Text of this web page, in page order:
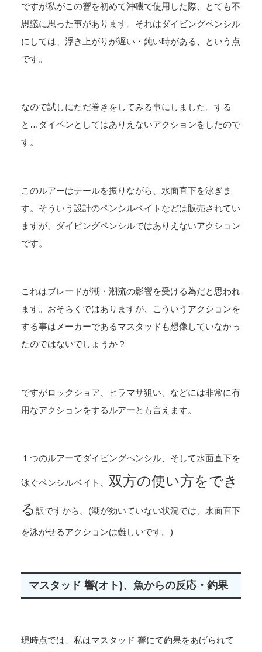
ですが私がこの響を初めて沖磯で使用した際、とても不
思議に思った事があります。それはダイビングペンシル
にしては、浮き上がりが遅い・鈍い時がある、という点
です。
なので試しにただ巻きをしてみる事にしました。する
と…ダイペンとしてはありえないアクションをしたので
す。
このルアーはテールを振りながら、水面直下を泳ぎま
す。そういう設計のペンシルベイトなどは販売されてい
ますが、ダイビングペンシルではありえないアクション
です。
これはブレードが潮・潮流の影響を受ける為だと思われ
ます。おそらくではありますが、こういうアクションを
する事はメーカーであるマスタッドも想像していなかっ
たのではないでしょうか？
ですがロックショア、ヒラマサ狙い、などには非常に有
用なアクションをするルアーとも言えます。
１つのルアーでダイビングペンシル、そして水面直下を
泳ぐペンシルベイト、 双方の使い方をでき
る 訳ですから。(潮が効いていない状況では、水面直下
を泳がせるアクションは難しいです。)
マスタッド 響(オト)、魚からの反応・釣果
現時点では、私はマスタッド 響にて釣果をあげられて